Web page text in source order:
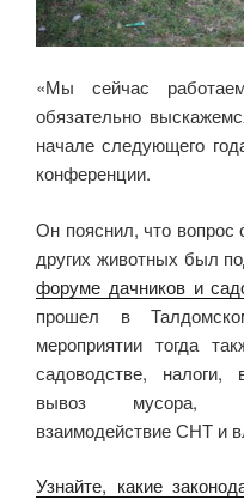
«Мы сейчас
обязательно
начале следующего
конференции.
Он пояснил, что вопрос
других животных был
форуме дачников и
прошел в
мероприятии тогда
садоводстве, налоги,
вывоз мусора,
взаимодействие СНТ и
Узнайте, какие